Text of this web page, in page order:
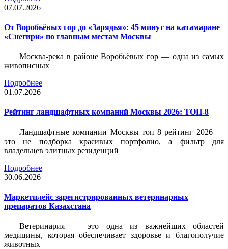
07.07.2026
От Воробьёвых гор до «Зарядья»: 45 минут на катамаране
«Снегири» по главным местам Москвы
Москва-река в районе Воробьёвых гор — одна из самых
живописных
Подробнее
01.07.2026
Рейтинг ландшафтных компаний Москвы 2026: ТОП-8
Ландшафтные компании Москвы топ 8 рейтинг 2026 —
это не подборка красивых портфолио, а фильтр для
владельцев элитных резиденций
Подробнее
30.06.2026
Маркетплейс зарегистрированных ветеринарных
препаратов Казахстана
Ветеринария — это одна из важнейших областей
медицины, которая обеспечивает здоровье и благополучие
животных